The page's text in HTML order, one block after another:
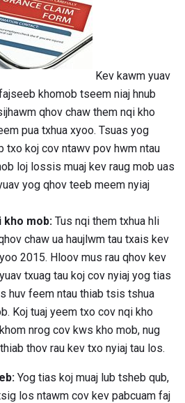
Kev kawm yuav
khomob tseem niaj hnub
qhov chaw them nqi kho
pua ​​txhua xyoo. Tsuas yog
txo koj cov ntawv pov hwm ntau
loj lossis muaj kev raug mob uas
yog qhov teeb meem nyiaj
kho mob: Tus nqi them txhua hli
chaw ua haujlwm tau txais kev
2015. Hloov mus rau qhov kev
txuag tau koj cov nyiaj yog tias
huv feem ntau thiab tsis tshua
Koj tuaj yeem txo cov nqi kho
nrog cov kws kho mob, nug
thov rau kev txo nyiaj tau los.
Yog tias koj muaj lub tsheb qub,
los ntawm cov kev pabcuam faj